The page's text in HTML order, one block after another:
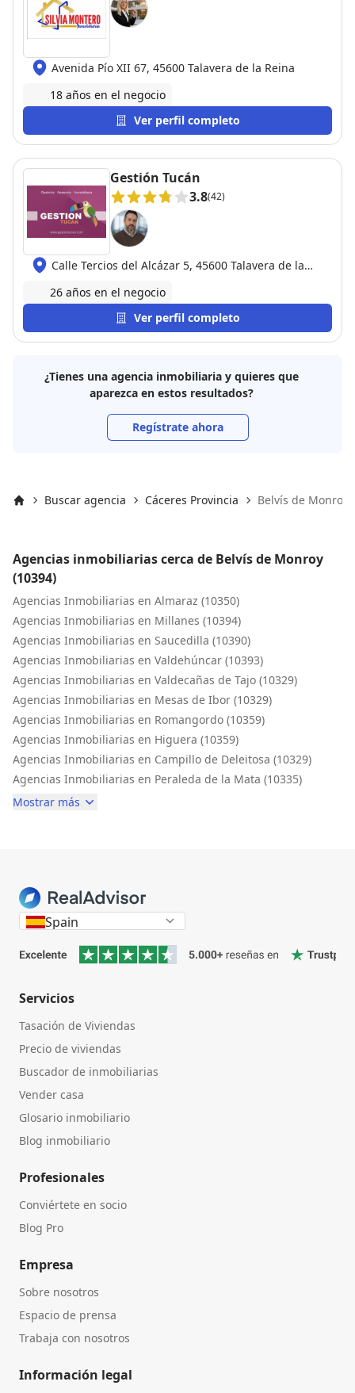
Avenida Pío XII 67, 45600 Talavera de la Reina
18 años en el negocio
Ver perfil completo
Gestión Tucán
3.8(42)
Calle Tercios del Alcázar 5, 45600 Talavera de la
26 años en el negocio
Ver perfil completo
¿Tienes una agencia inmobiliaria y quieres que
aparezca en estos resultados?
Regístrate ahora
Buscar agencia Cáceres Provincia Belvís de Monroy
Agencias inmobiliarias cerca de Belvís de Monroy
(10394)
Agencias Inmobiliarias en Almaraz (10350)
Agencias Inmobiliarias en Millanes (10394)
Agencias Inmobiliarias en Saucedilla (10390)
Agencias Inmobiliarias en Valdehúncar (10393)
Agencias Inmobiliarias en Valdecañas de Tajo (10329)
Agencias Inmobiliarias en Mesas de Ibor (10329)
Agencias Inmobiliarias en Romangordo (10359)
Agencias Inmobiliarias en Higuera (10359)
Agencias Inmobiliarias en Campillo de Deleitosa (10329)
Agencias Inmobiliarias en Peraleda de la Mata (10335)
Mostrar más
Spain
Servicios
Tasación de Viviendas
Precio de viviendas
Buscador de inmobiliarias
Vender casa
Glosario inmobiliario
Blog inmobiliario
Profesionales
Conviértete en socio
Blog Pro
Empresa
Sobre nosotros
Espacio de prensa
Trabaja con nosotros
Información legal